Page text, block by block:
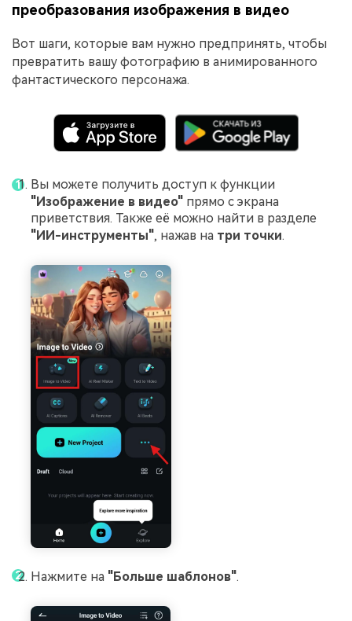
преобразования изображения в видео
Вот шаги, которые вам нужно предпринять, чтобы
превратить вашу фотографию в анимированного
фантастического персонажа.
Вы можете получить доступ к функции
"Изображение в видео" прямо с экрана
приветствия. Также её можно найти в разделе
"ИИ-инструменты", нажав на три точки.
Нажмите на "Больше шаблонов".